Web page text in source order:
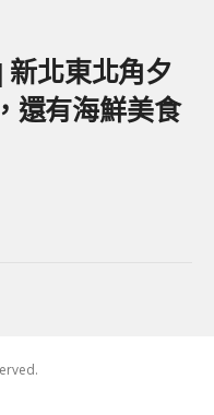
新北東北角夕
還有海鮮美食